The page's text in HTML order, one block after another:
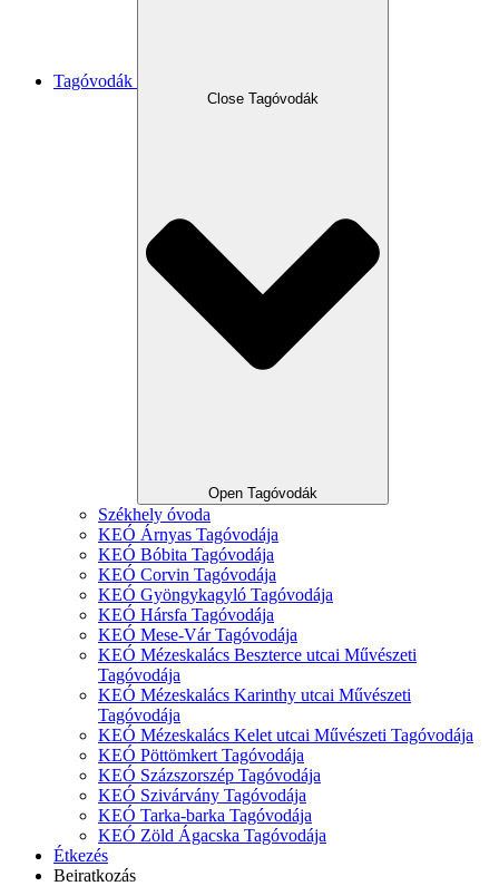
Tagóvodák
Close Tagóvodák
Open Tagóvodák
Székhely óvoda
KEÓ Árnyas Tagóvodája
KEÓ Bóbita Tagóvodája
KEÓ Corvin Tagóvodája
KEÓ Gyöngykagyló Tagóvodája
KEÓ Hársfa Tagóvodája
KEÓ Mese-Vár Tagóvodája
KEÓ Mézeskalács Beszterce utcai Művészeti
Tagóvodája
KEÓ Mézeskalács Karinthy utcai Művészeti
Tagóvodája
KEÓ Mézeskalács Kelet utcai Művészeti Tagóvodája
KEÓ Pöttömkert Tagóvodája
KEÓ Százszorszép Tagóvodája
KEÓ Szivárvány Tagóvodája
KEÓ Tarka-barka Tagóvodája
KEÓ Zöld Ágacska Tagóvodája
Étkezés
Beiratkozás